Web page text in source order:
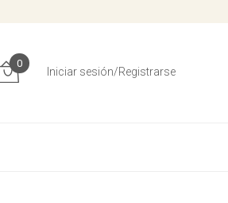
0
Iniciar sesión/Registrarse